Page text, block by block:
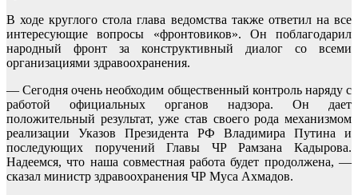
В ходе круглого стола глава ведомства также ответил на все
интересующие вопросы «фронтовиков». Он поблагодарил
народный фронт за конструктивный диалог со всеми
организациями здравоохранения.
— Сегодня очень необходим общественный контроль наряду с
работой официальных органов надзора. Он дает
положительный результат, уже став своего рода механизмом
реализации Указов Президента РФ Владимира Путина и
последующих поручений Главы ЧР Рамзана Кадырова.
Надеемся, что наша совместная работа будет продолжена, —
сказал министр здравоохранения ЧР Муса Ахмадов.